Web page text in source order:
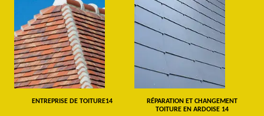
ENTREPRISE DE TOITURE14
RÉPARATION ET CHANGEMENT
TOITURE EN ARDOISE 14